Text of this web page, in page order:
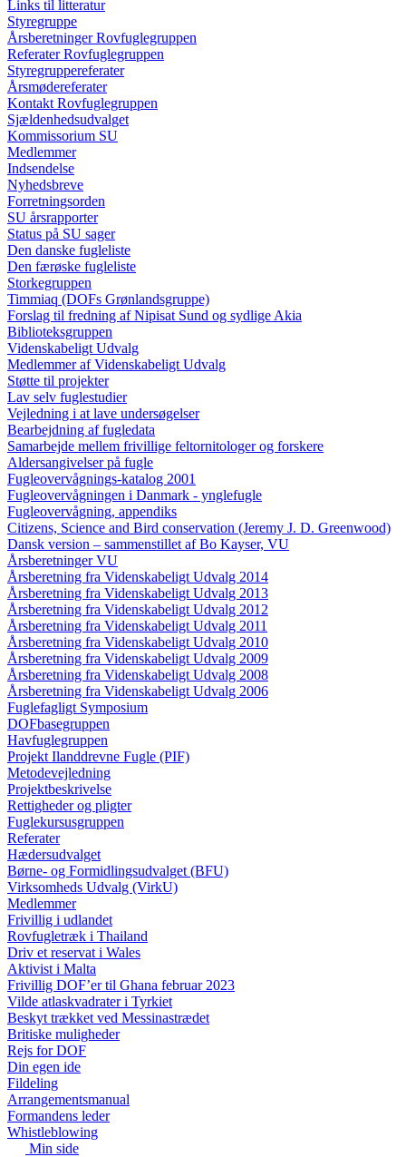
Links til litteratur
Styregruppe
Årsberetninger Rovfuglegruppen
Referater Rovfuglegruppen
Styregruppereferater
Årsmødereferater
Kontakt Rovfuglegruppen
Sjældenhedsudvalget
Kommissorium SU
Medlemmer
Indsendelse
Nyhedsbreve
Forretningsorden
SU årsrapporter
Status på SU sager
Den danske fugleliste
Den færøske fugleliste
Storkegruppen
Timmiaq (DOFs Grønlandsgruppe)
Forslag til fredning af Nipisat Sund og sydlige Akia
Biblioteksgruppen
Videnskabeligt Udvalg
Medlemmer af Videnskabeligt Udvalg
Støtte til projekter
Lav selv fuglestudier
Vejledning i at lave undersøgelser
Bearbejdning af fugledata
Samarbejde mellem frivillige feltornitologer og forskere
Aldersangivelser på fugle
Fugleovervågnings-katalog 2001
Fugleovervågningen i Danmark - ynglefugle
Fugleovervågning, appendiks
Citizens, Science and Bird conservation (Jeremy J. D. Greenwood)
Dansk version – sammenstillet af Bo Kayser, VU
Årsberetninger VU
Årsberetning fra Videnskabeligt Udvalg 2014
Årsberetning fra Videnskabeligt Udvalg 2013
Årsberetning fra Videnskabeligt Udvalg 2012
Årsberetning fra Videnskabeligt Udvalg 2011
Årsberetning fra Videnskabeligt Udvalg 2010
Årsberetning fra Videnskabeligt Udvalg 2009
Årsberetning fra Videnskabeligt Udvalg 2008
Årsberetning fra Videnskabeligt Udvalg 2006
Fuglefagligt Symposium
DOFbasegruppen
Havfuglegruppen
Projekt Ilanddrevne Fugle (PIF)
Metodevejledning
Projektbeskrivelse
Rettigheder og pligter
Fuglekursusgruppen
Referater
Hædersudvalget
Børne- og Formidlingsudvalget (BFU)
Virksomheds Udvalg (VirkU)
Medlemmer
Frivillig i udlandet
Rovfugletræk i Thailand
Driv et reservat i Wales
Aktivist i Malta
Frivillig DOF’er til Ghana februar 2023
Vilde atlaskvadrater i Tyrkiet
Beskyt trækket ved Messinastrædet
Britiske muligheder
Rejs for DOF
Din egen ide
Fildeling
Arrangementsmanual
Formandens leder
Whistleblowing
Min side